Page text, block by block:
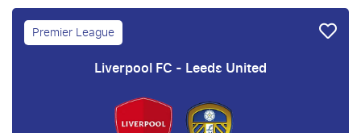
Premier League
Liverpool FC - Leeds United